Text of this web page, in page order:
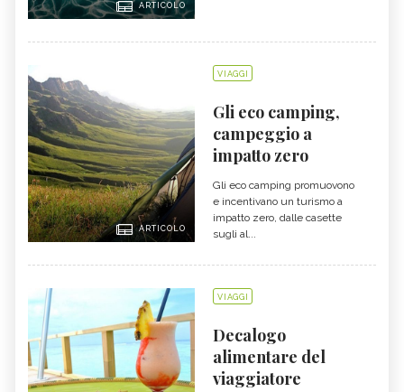
ARTICOLO
ARTICOLO
VIAGGI
Gli eco camping,
campeggio a
impatto zero
Gli eco camping promuovono
e incentivano un turismo a
impatto zero, dalle casette
sugli al...
VIAGGI
Decalogo
alimentare del
viaggiatore